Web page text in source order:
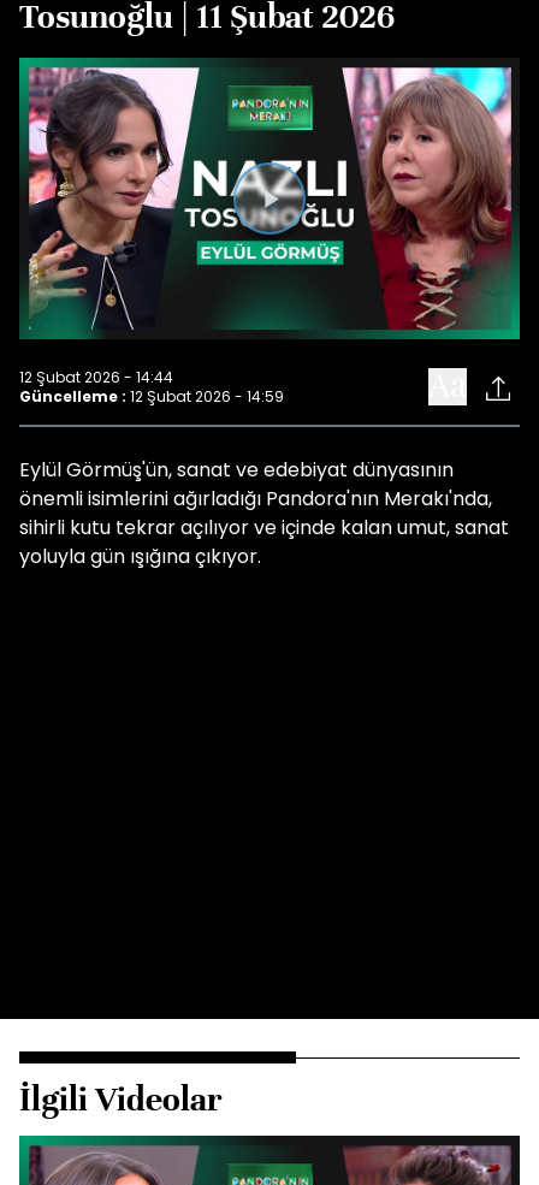
Tosunoğlu | 11 Şubat 2026
Videoyu
Oynat
12 Şubat 2026 - 14:44
Güncelleme : 12 Şubat 2026 - 14:59
Eylül Görmüş'ün, sanat ve edebiyat dünyasının
önemli isimlerini ağırladığı Pandora'nın Merakı'nda,
sihirli kutu tekrar açılıyor ve içinde kalan umut, sanat
yoluyla gün ışığına çıkıyor.
İlgili Videolar